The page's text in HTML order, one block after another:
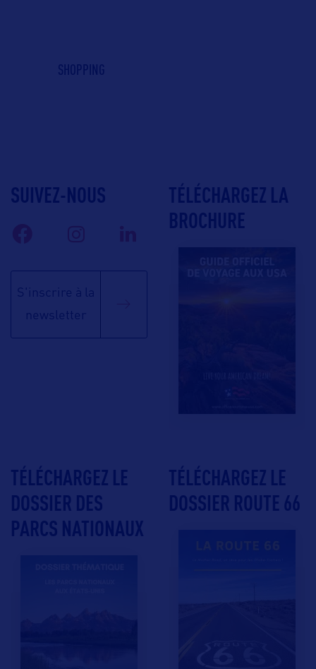
SHOPPING
SUIVEZ-NOUS
S'inscrire à la
newsletter
TÉLÉCHARGEZ LA
BROCHURE
TÉLÉCHARGEZ LE
DOSSIER DES
PARCS NATIONAUX
TÉLÉCHARGEZ LE
DOSSIER ROUTE 66